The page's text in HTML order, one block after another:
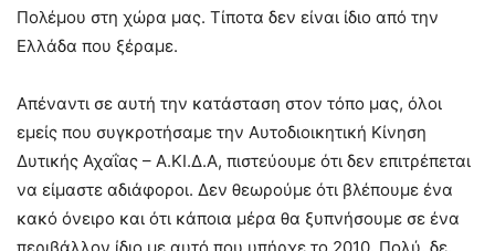
Πολέμου στη χώρα μας. Τίποτα δεν είναι ίδιο από την
Ελλάδα που ξέραμε.
Απέναντι σε αυτή την κατάσταση στον τόπο μας, όλοι
εμείς που συγκροτήσαμε την Αυτοδιοικητική Κίνηση
Δυτικής Αχαΐας – Α.ΚΙ.Δ.Α, πιστεύουμε ότι δεν επιτρέπεται
να είμαστε αδιάφοροι. Δεν θεωρούμε ότι βλέπουμε ένα
κακό όνειρο και ότι κάποια μέρα θα ξυπνήσουμε σε ένα